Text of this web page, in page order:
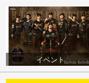
イベント